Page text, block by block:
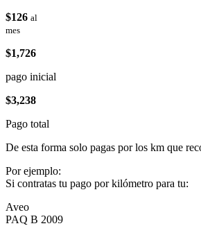
$126 al
mes
$1,726
pago inicial
$3,238
Pago total
De esta forma solo pagas por los km que
Por ejemplo:
Si contratas tu pago por kilómetro para tu:
Aveo
PAQ B 2009